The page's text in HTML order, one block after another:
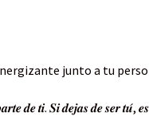
junto a tu
𝒅𝒆 𝒕𝒊. 𝑺𝒊 𝒅𝒆𝒋𝒂𝒔 𝒅𝒆 𝒔𝒆𝒓 𝒕𝒖́,